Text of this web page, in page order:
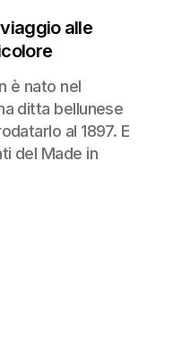
alle
è nato nel
ditta bellunese
al 1897. E
del Made in